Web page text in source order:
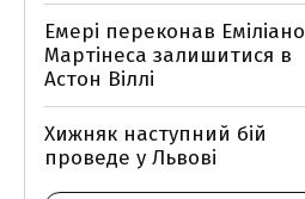
Емері переконав Еміліано
Мартінеса залишитися в
Астон Віллі
Хижняк наступний бій
проведе у Львові